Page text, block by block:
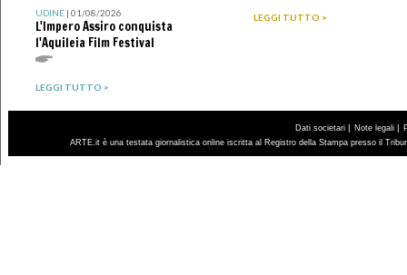
UDINE| 01/08/2026
L'Impero Assiro conquista
l'Aquileia Film Festival
LEGGI TUTTO >
LEGGI TUTTO >
Dati societari | Note legali |
ARTE.it è una testata giornalistica online iscritta al Registro della Stampa presso il